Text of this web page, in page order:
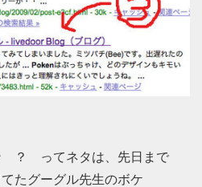
ってネタは、先日まで
たグーグル先生のボケ